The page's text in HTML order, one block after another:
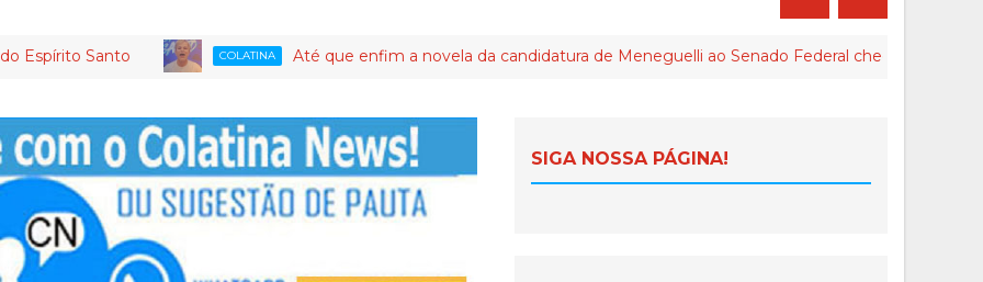
Santo COLATINA Até que enfim a novela da candidatura de Meneguelli ao Senado Federal chega ao final
SIGA NOSSA PÁGINA!